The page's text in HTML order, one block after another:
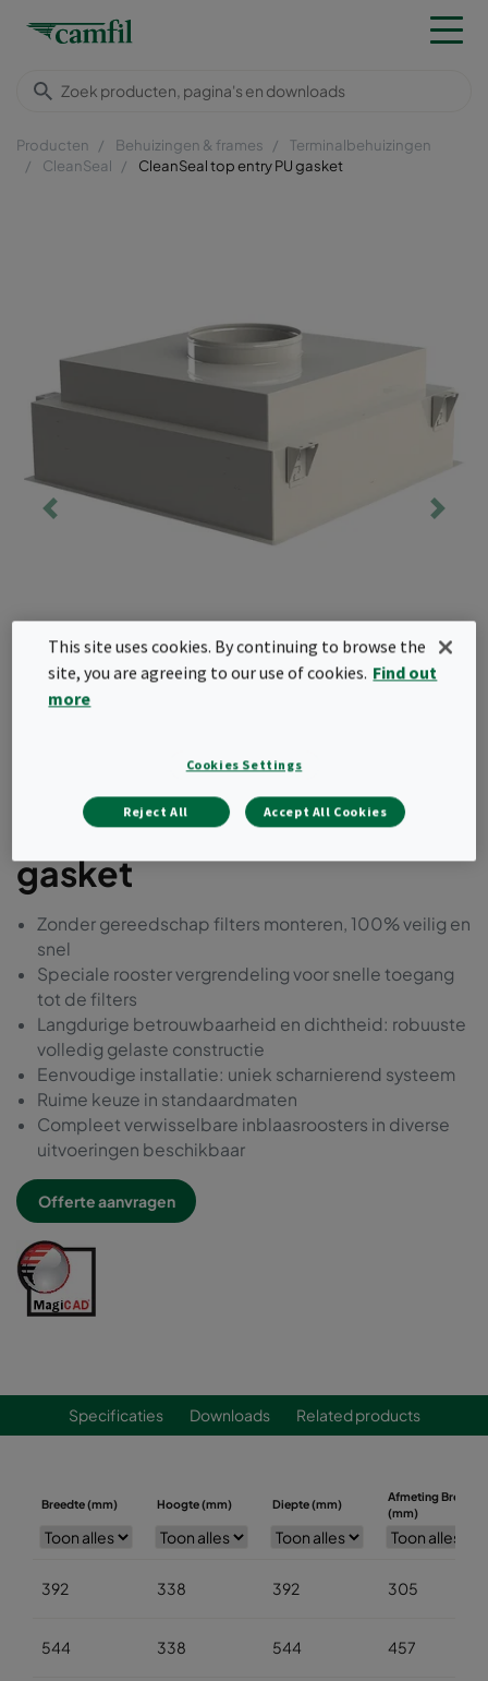
Producten Behuizingen & frames
Terminalbehuizingen
CleanSeal
CleanSeal top entry PU gasket
CleanSeal top entry PU
gasket
Zonder gereedschap filters monteren, 100% veilig en
snel
Speciale rooster vergrendeling voor snelle toegang
tot de filters
Langdurige betrouwbaarheid en dichtheid: robuuste
volledig gelaste constructie
Eenvoudige installatie: uniek scharnierend systeem
Ruime keuze in standaardmaten
Compleet verwisselbare inblaasroosters in diverse
uitvoeringen beschikbaar
Offerte aanvragen
Specificaties Downloads Related products
Breedte (mm) Hoogte (mm) Diepte (mm)
Afmeting Breedte
(mm)
392 338 392 305
544 338 544 457
This site uses cookies. By continuing to browse the
site, you are agreeing to our use of cookies. Find out
more
Cookies Settings
Reject All Accept All Cookies